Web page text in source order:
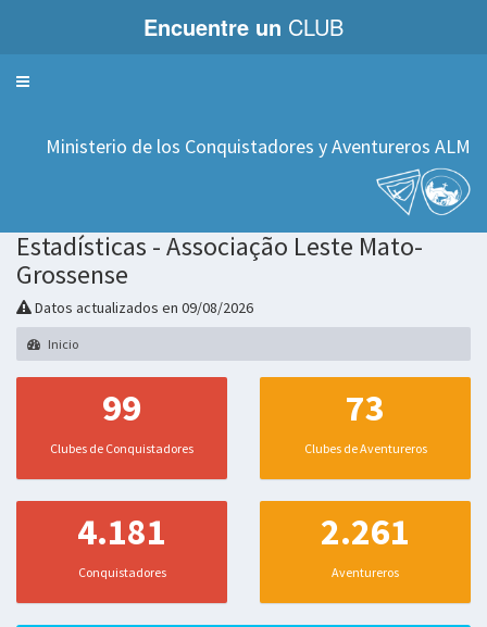
Encuentre un CLUB
Servicios
Ministerio de los Conquistadores y Aventureros ALM
Estadísticas - Associação Leste Mato-
Grossense
Datos actualizados en 09/08/2026
Inicio
99
Clubes de Conquistadores
73
Clubes de Aventureros
4.181
Conquistadores
2.261
Aventureros